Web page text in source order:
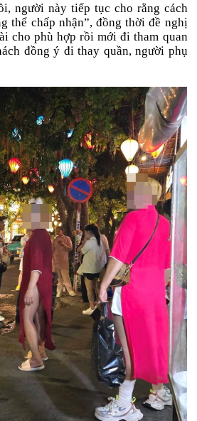
người này tiếp tục cho rằng cách
thể chấp nhận”, đồng thời đề nghị
cho phù hợp rồi mới đi tham quan
đồng ý đi thay quần, người phụ